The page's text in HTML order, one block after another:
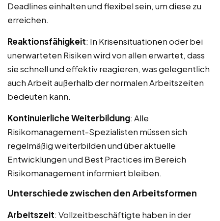
Deadlines einhalten und flexibel sein, um diese zu
erreichen.
Reaktionsfähigkeit: In Krisensituationen oder bei
unerwarteten Risiken wird von allen erwartet, dass
sie schnell und effektiv reagieren, was gelegentlich
auch Arbeit außerhalb der normalen Arbeitszeiten
bedeuten kann.
Kontinuierliche Weiterbildung: Alle
Risikomanagement-Spezialisten müssen sich
regelmäßig weiterbilden und über aktuelle
Entwicklungen und Best Practices im Bereich
Risikomanagement informiert bleiben.
Unterschiede zwischen den Arbeitsformen
Arbeitszeit: Vollzeitbeschäftigte haben in der